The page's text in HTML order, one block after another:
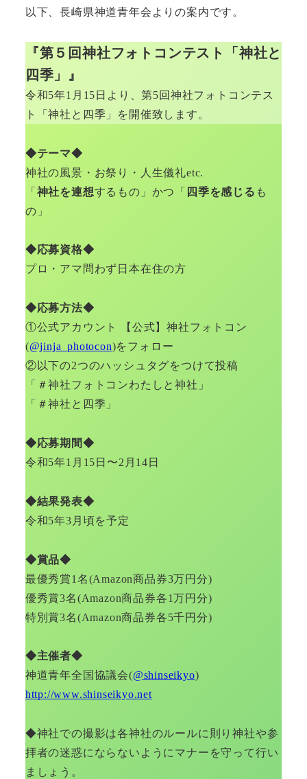
以下、長崎県神道青年会よりの案内です。
『第５回神社フォトコンテスト「神社と
四季」』
令和5年1月15日より、第5回神社フォトコンテス
ト「神社と四季」を開催致します。
◆テーマ◆
神社の風景・お祭り・人生儀礼etc.
「 神社を連想するもの」かつ「 四季を感じる も
の」
◆応募資格◆
プロ・アマ問わず日本在住の方
◆応募方法◆
①公式アカウント 【公式】神社フォトコン
(@jinja_photocon)をフォロー
②以下の2つのハッシュタグをつけて投稿
「＃神社フォトコンわたしと神社」
「＃神社と四季」
◆応募期間◆
令和5年1月15日〜2月14日
◆結果発表◆
令和5年3月頃を予定
◆賞品◆
最優秀賞1名(Amazon商品券3万円分)
優秀賞3名(Amazon商品券各1万円分)
特別賞3名(Amazon商品券各5千円分)
◆主催者◆
神道青年全国協議会(@shinseikyo)
http://www.shinseikyo.net
◆神社での撮影は各神社のルールに則り神社や参
拝者の迷惑にならないようにマナーを守って行い
ましょう。